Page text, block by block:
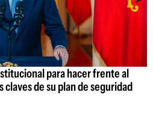
para hacer frente al
de su plan de seguridad